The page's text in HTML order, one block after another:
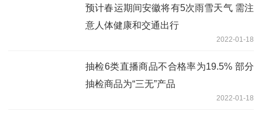
预计春运期间安徽将有5次雨雪天气 需注
意人体健康和交通出行
2022-01-18
抽检6类直播商品不合格率为19.5% 部分
抽检商品为“三无”产品
2022-01-18